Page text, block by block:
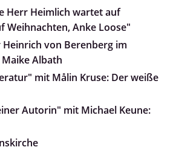
Herr Heimlich wartet auf
Weihnachten, Anke Loose"
von Berenberg im
Albath
mit Målin Kruse: Der weiße
Autorin" mit Michael Keune: